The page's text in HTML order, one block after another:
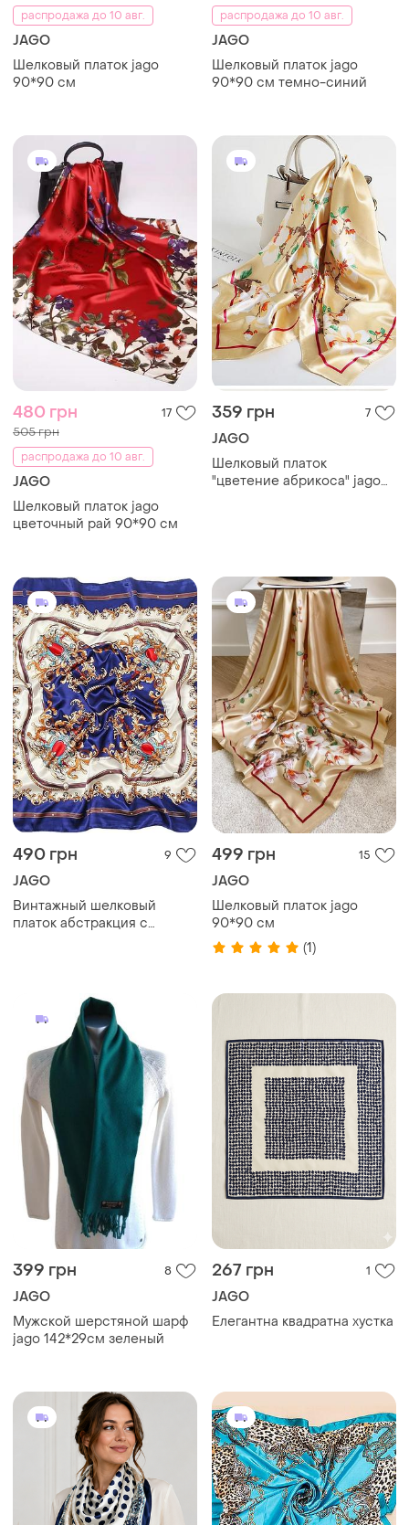
распродажа до 10 авг.
JAGO
Шелковый платок jago
90*90 см
распродажа до 10 авг.
JAGO
Шелковый платок jago
90*90 см темно-синий
480 грн 17
505 грн
распродажа до 10 авг.
JAGO
Шелковый платок jago
цветочный рай 90*90 см
359 грн 7
JAGO
Шелковый платок
"цветение абрикоса" jago
490 грн 9
JAGO
Винтажный шелковый
платок абстракция с
499 грн 15
JAGO
Шелковый платок jago
90*90 см
(1)
399 грн 8
JAGO
Мужской шерстяной шарф
jago 142*29см зеленый
267 грн 1
JAGO
Елегантна квадратна хустка